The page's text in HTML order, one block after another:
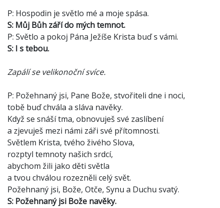
P: Hospodin je světlo mé a moje spása.
S: Můj Bůh září do mých temnot.
P: Světlo a pokoj Pána Ježíše Krista buď s vámi.
S: I s tebou.
Zapálí se velikonoční svíce.
P: Požehnaný jsi, Pane Bože, stvořiteli dne i noci,
tobě buď chvála a sláva navěky.
Když se snáší tma, obnovuješ své zaslíbení
a zjevuješ mezi námi záři své přítomnosti.
Světlem Krista, tvého živého Slova,
rozptyl temnoty našich srdcí,
abychom žili jako děti světla
a tvou chválou rozezněli celý svět.
Požehnaný jsi, Bože, Otče, Synu a Duchu svatý.
S: Požehnaný jsi Bože navěky.